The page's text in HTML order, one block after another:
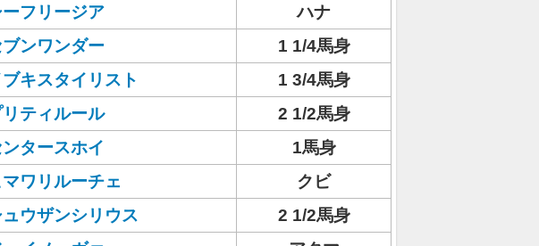
ーフリージア
ハナ
ブンワンダー
1 1/4馬身
キスタイリスト
1 3/4馬身
リティルール
2 1/2馬身
タースホイ
1馬身
マワリルーチェ
クビ
ュウザンシリウス
2 1/2馬身